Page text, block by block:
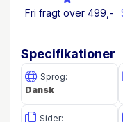
lege- skraldebil,
eller skolen.
Lav hjem til små
Sælg det, du ikke
markedsstand.
Fri fragt over 499,-
Specifikationer
Sprog:
Dansk
Sider: